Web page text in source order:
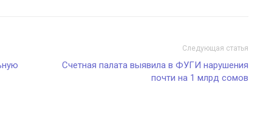
Следующая статья
Счетная палата выявила в ФУГИ нарушения
почти на 1 млрд сомов